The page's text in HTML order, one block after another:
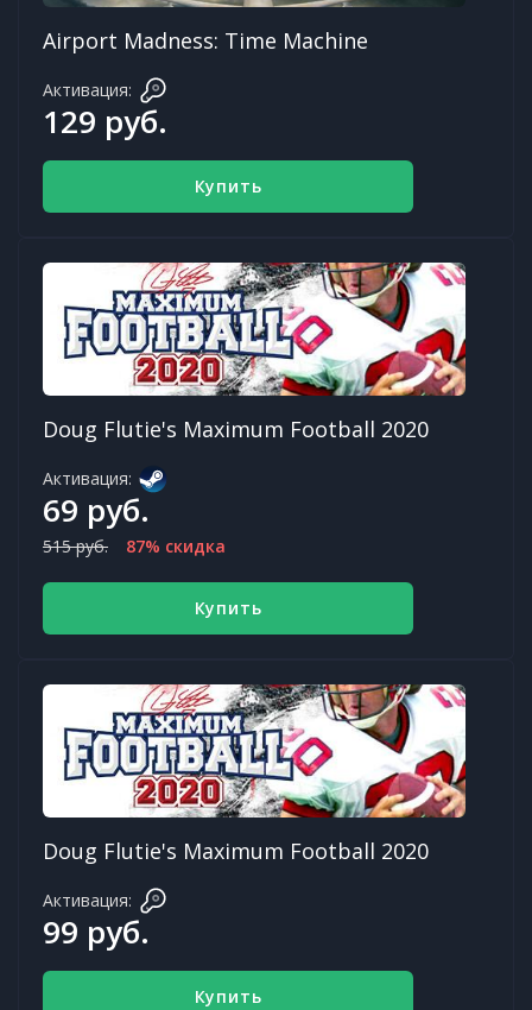
Airport Madness: Time Machine
Активация:
129 руб.
Купить
Doug Flutie's Maximum Football 2020
Активация:
69 руб.
515 руб. 87% скидка
Купить
Doug Flutie's Maximum Football 2020
Активация:
99 руб.
Купить